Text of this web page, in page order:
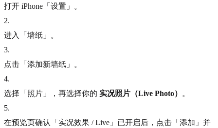
打开 iPhone「设置」。
2.
进入「墙纸」。
3.
点击「添加新墙纸」。
4.
选择「照片」，再选择你的 实况照片（Live Photo）
。
5.
在预览页确认「实况效果 / Live」已开启后，点击「添加」并